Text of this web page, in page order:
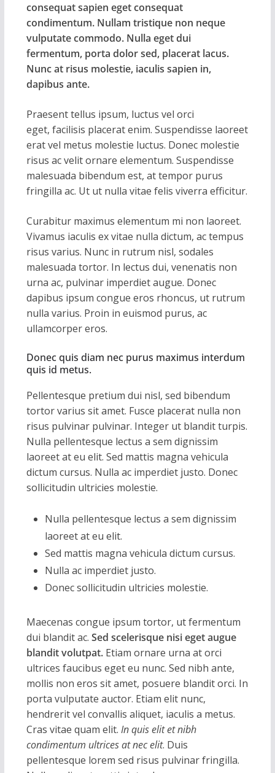
consequat sapien eget consequat
condimentum. Nullam tristique non neque
vulputate commodo. Nulla eget dui
fermentum, porta dolor sed, placerat lacus.
Nunc at risus molestie, iaculis sapien in,
dapibus ante.
Praesent tellus ipsum, luctus vel orci
eget, facilisis placerat enim. Suspendisse laoreet
erat vel metus molestie luctus. Donec molestie
risus ac velit ornare elementum. Suspendisse
malesuada bibendum est, at tempor purus
fringilla ac. Ut ut nulla vitae felis viverra efficitur.
Curabitur maximus elementum mi non laoreet.
Vivamus iaculis ex vitae nulla dictum, ac tempus
risus varius. Nunc in rutrum nisl, sodales
malesuada tortor. In lectus dui, venenatis non
urna ac, pulvinar imperdiet augue. Donec
dapibus ipsum congue eros rhoncus, ut rutrum
nulla varius. Proin in euismod purus, ac
ullamcorper eros.
Donec quis diam nec purus maximus interdum
quis id metus.
Pellentesque pretium dui nisl, sed bibendum
tortor varius sit amet. Fusce placerat nulla non
risus pulvinar pulvinar. Integer ut blandit turpis.
Nulla pellentesque lectus a sem dignissim
laoreet at eu elit. Sed mattis magna vehicula
dictum cursus. Nulla ac imperdiet justo. Donec
sollicitudin ultricies molestie.
Nulla pellentesque lectus a sem dignissim
laoreet at eu elit.
Sed mattis magna vehicula dictum cursus.
Nulla ac imperdiet justo.
Donec sollicitudin ultricies molestie.
Maecenas congue ipsum tortor, ut fermentum
dui blandit ac. Sed scelerisque nisi eget augue
blandit volutpat.Etiam ornare urna at orci
ultrices faucibus eget eu nunc. Sed nibh ante,
mollis non eros sit amet, posuere blandit orci. In
porta vulputate auctor. Etiam elit nunc,
hendrerit vel convallis aliquet, iaculis a metus.
Cras vitae quam elit. In quis elit et nibh
condimentum ultrices at nec elit. Duis
pellentesque lorem sed risus pulvinar fringilla.